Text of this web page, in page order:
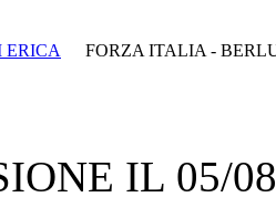
ERICA FORZA ITALIA -
IL 05/